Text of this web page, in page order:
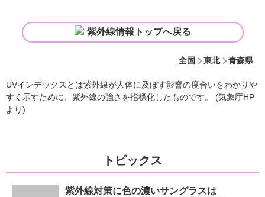
紫外線情報トップへ戻る
全国 東北 青森県
UVインデックスとは紫外線が人体に及ぼす影響の度合いをわかりや
すく示すために、紫外線の強さを指標化したものです。 (気象庁HP
より)
トピックス
紫外線対策に色の濃いサングラスは